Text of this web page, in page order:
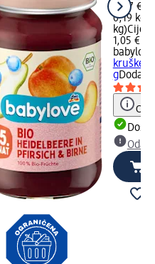
0,97 €
0,19 kg
kg)
1,05 €
babylove
kruške,
g